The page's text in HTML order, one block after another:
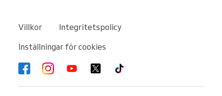
Villkor
Integritetspolicy
Inställningar för cookies